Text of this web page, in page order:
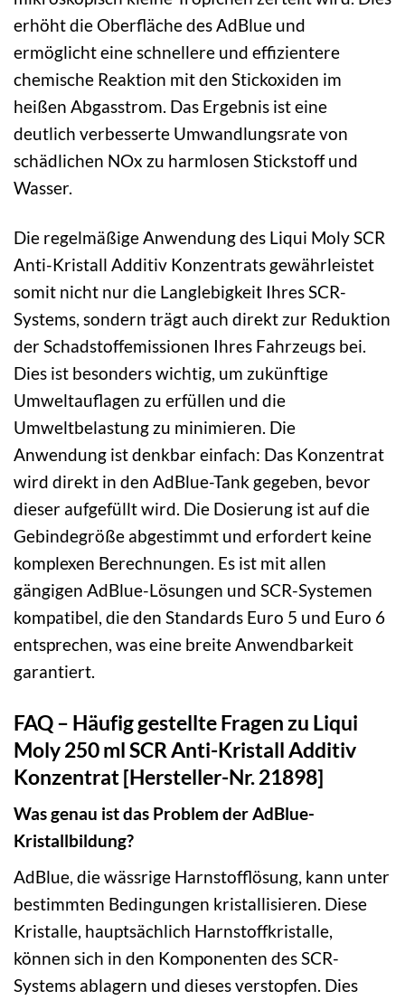
erhöht die Oberfläche des AdBlue und
ermöglicht eine schnellere und effizientere
chemische Reaktion mit den Stickoxiden im
heißen Abgasstrom. Das Ergebnis ist eine
deutlich verbesserte Umwandlungsrate von
schädlichen NOx zu harmlosen Stickstoff und
Wasser.
Die regelmäßige Anwendung des Liqui Moly SCR
Anti-Kristall Additiv Konzentrats gewährleistet
somit nicht nur die Langlebigkeit Ihres SCR-
Systems, sondern trägt auch direkt zur Reduktion
der Schadstoffemissionen Ihres Fahrzeugs bei.
Dies ist besonders wichtig, um zukünftige
Umweltauflagen zu erfüllen und die
Umweltbelastung zu minimieren. Die
Anwendung ist denkbar einfach: Das Konzentrat
wird direkt in den AdBlue-Tank gegeben, bevor
dieser aufgefüllt wird. Die Dosierung ist auf die
Gebindegröße abgestimmt und erfordert keine
komplexen Berechnungen. Es ist mit allen
gängigen AdBlue-Lösungen und SCR-Systemen
kompatibel, die den Standards Euro 5 und Euro 6
entsprechen, was eine breite Anwendbarkeit
garantiert.
FAQ – Häufig gestellte Fragen zu Liqui
Moly 250 ml SCR Anti-Kristall Additiv
Konzentrat [Hersteller-Nr. 21898]
Was genau ist das Problem der AdBlue-
Kristallbildung?
AdBlue, die wässrige Harnstofflösung, kann unter
bestimmten Bedingungen kristallisieren. Diese
Kristalle, hauptsächlich Harnstoffkristalle,
können sich in den Komponenten des SCR-
Systems ablagern und dieses verstopfen. Dies